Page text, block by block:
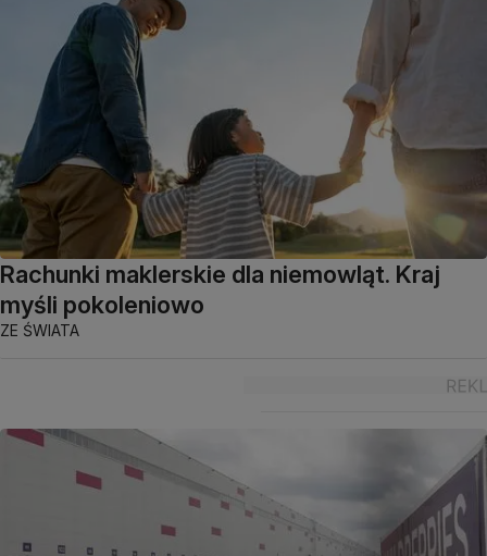
Rachunki maklerskie dla niemowląt. Kraj
myśli pokoleniowo
ZE ŚWIATA